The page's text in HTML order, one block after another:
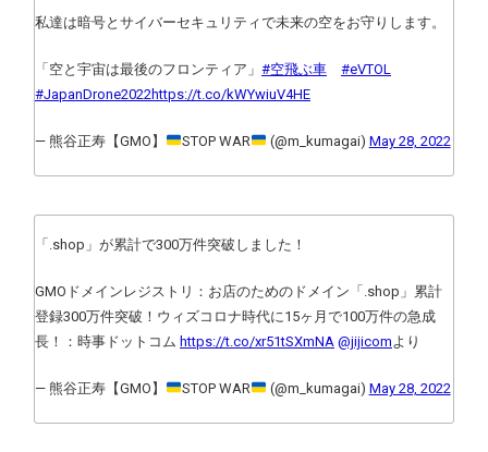
私達は暗号とサイバーセキュリティで未来の空をお守りします。
「空と宇宙は最後のフロンティア」 #空飛ぶ車
#eVTOL
#JapanDrone2022 https://t.co/kWYwiuV4HE
— 熊谷正寿【GMO】 STOP WAR (@m_kumagai) May 28, 2022
「.shop」が累計で300万件突破しました！
GMOドメインレジストリ：お店のためのドメイン「.shop」累計
登録300万件突破！ウィズコロナ時代に15ヶ月で100万件の急成
長！：時事ドットコム https://t.co/xr51tSXmNA @jijicom より
— 熊谷正寿【GMO】 STOP WAR (@m_kumagai) May 28, 2022